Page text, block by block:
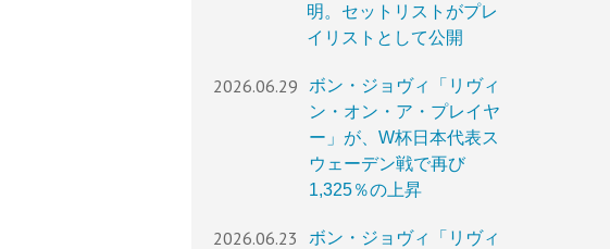
明。セットリストがプレ
イリストとして公開
2026.06.29
ボン・ジョヴィ「リヴィ
ン・オン・ア・プレイヤ
ー」が、W杯日本代表ス
ウェーデン戦で再び
1,325％の上昇
2026.06.23
ボン・ジョヴィ「リヴィ